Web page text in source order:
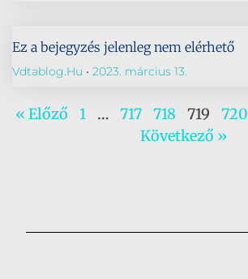
Ez a bejegyzés jelenleg nem elérhető
Vdtablog.hu 2023. március 13.
« Előző 1 … 717 718 719 720
Következő »